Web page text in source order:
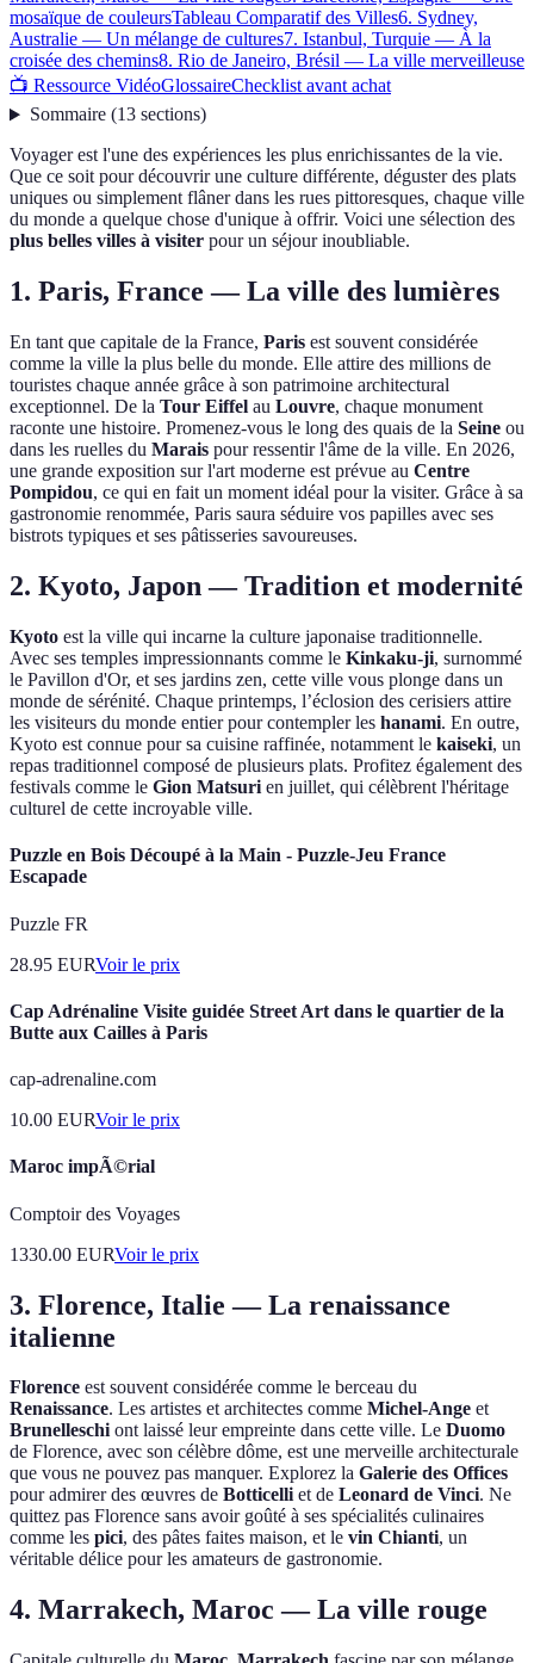
mosaïque de couleursTableau Comparatif des Villes6. Sydney,
Australie — Un mélange de cultures7. Istanbul, Turquie — À la
croisée des chemins8. Rio de Janeiro, Brésil — La ville merveilleuse
📺 Ressource VidéoGlossaireChecklist avant achat
Sommaire(13 sections)
Voyager est l'une des expériences les plus enrichissantes de la vie.
Que ce soit pour découvrir une culture différente, déguster des plats
uniques ou simplement flâner dans les rues pittoresques, chaque ville
du monde a quelque chose d'unique à offrir. Voici une sélection des
plus belles villes à visiter pour un séjour inoubliable.
1. Paris, France — La ville des lumières
En tant que capitale de la France, Paris est souvent considérée
comme la ville la plus belle du monde. Elle attire des millions de
touristes chaque année grâce à son patrimoine architectural
exceptionnel. De la Tour Eiffel au Louvre, chaque monument
raconte une histoire. Promenez-vous le long des quais de la Seine ou
dans les ruelles du Marais pour ressentir l'âme de la ville. En 2026,
une grande exposition sur l'art moderne est prévue au Centre
Pompidou, ce qui en fait un moment idéal pour la visiter. Grâce à sa
gastronomie renommée, Paris saura séduire vos papilles avec ses
bistrots typiques et ses pâtisseries savoureuses.
2. Kyoto, Japon — Tradition et modernité
Kyoto est la ville qui incarne la culture japonaise traditionnelle.
Avec ses temples impressionnants comme le Kinkaku-ji, surnommé
le Pavillon d'Or, et ses jardins zen, cette ville vous plonge dans un
monde de sérénité. Chaque printemps, l’éclosion des cerisiers attire
les visiteurs du monde entier pour contempler les hanami. En outre,
Kyoto est connue pour sa cuisine raffinée, notamment le kaiseki, un
repas traditionnel composé de plusieurs plats. Profitez également des
festivals comme le Gion Matsuri en juillet, qui célèbrent l'héritage
culturel de cette incroyable ville.
Puzzle en Bois Découpé à la Main - Puzzle-Jeu France
Escapade
Puzzle FR
28.95 EURVoir le prix
Cap Adrénaline Visite guidée Street Art dans le quartier de la
Butte aux Cailles à Paris
cap-adrenaline.com
10.00 EURVoir le prix
Maroc impÃ©rial
Comptoir des Voyages
1330.00 EURVoir le prix
3. Florence, Italie — La renaissance
italienne
Florence est souvent considérée comme le berceau du
Renaissance. Les artistes et architectes comme Michel-Ange et
Brunelleschiont laissé leur empreinte dans cette ville. Le Duomo
de Florence, avec son célèbre dôme, est une merveille architecturale
que vous ne pouvez pas manquer. Explorez la Galerie des Offices
pour admirer des œuvres de Botticelliet de Leonard de Vinci. Ne
quittez pas Florence sans avoir goûté à ses spécialités culinaires
comme les pici, des pâtes faites maison, et le vin Chianti, un
véritable délice pour les amateurs de gastronomie.
4. Marrakech, Maroc — La ville rouge